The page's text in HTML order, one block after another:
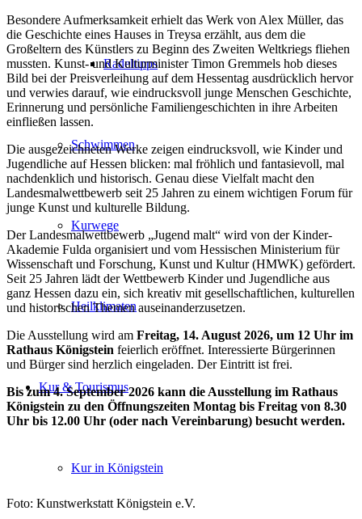
Radeltipps
Schwimmen
Kurwege
Heilklimaten
Kur & Tourismus
Kur in Königstein
Besondere Aufmerksamkeit erhielt das Werk von Alex Müller, das
die Geschichte eines Hauses in Treysa erzählt, aus dem die
Großeltern des Künstlers zu Beginn des Zweiten Weltkriegs fliehen
mussten. Kunst- und Kulturminister Timon Gremmels hob dieses
Bild bei der Preisverleihung auf dem Hessentag ausdrücklich hervor
und verwies darauf, wie eindrucksvoll junge Menschen Geschichte,
Erinnerung und persönliche Familiengeschichten in ihre Arbeiten
einfließen lassen.
Die ausgezeichneten Werke zeigen eindrucksvoll, wie Kinder und
Jugendliche auf Hessen blicken: mal fröhlich und fantasievoll, mal
nachdenklich und historisch. Genau diese Vielfalt macht den
Landesmalwettbewerb seit 25 Jahren zu einem wichtigen Forum für
junge Kunst und kulturelle Bildung.
Der Landesmalwettbewerb „Jugend malt“ wird von der Kinder-
Akademie Fulda organisiert und vom Hessischen Ministerium für
Wissenschaft und Forschung, Kunst und Kultur (HMWK) gefördert.
Seit 25 Jahren lädt der Wettbewerb Kinder und Jugendliche aus
ganz Hessen dazu ein, sich kreativ mit gesellschaftlichen, kulturellen
und historischen Themen auseinanderzusetzen.
Die Ausstellung wird am Freitag, 14. August 2026, um 12 Uhr im
Rathaus Königstein feierlich eröffnet. Interessierte Bürgerinnen
und Bürger sind herzlich eingeladen. Der Eintritt ist frei.
Bis zum 4. September 2026 kann die Ausstellung im Rathaus
Königstein zu den Öffnungszeiten Montag bis Freitag von 8.30
Uhr bis 12.00 Uhr (oder nach Vereinbarung) besucht werden.
Foto: Kunstwerkstatt Königstein e.V.